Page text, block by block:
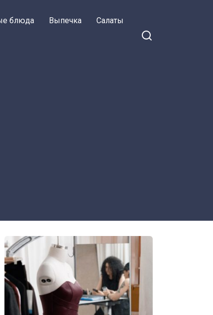
блюда Выпечка Салаты